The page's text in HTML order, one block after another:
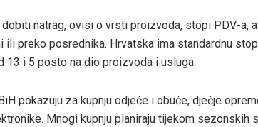
natrag, ovisi o vrsti proizvoda, stopi PDV-a,
ili preko posrednika. Hrvatska ima standardnu
13 i 5 posto na dio proizvoda i usluga.
pokazuju za kupnju odjeće i obuće, dječje
Mnogi kupnju planiraju tijekom sezonskih